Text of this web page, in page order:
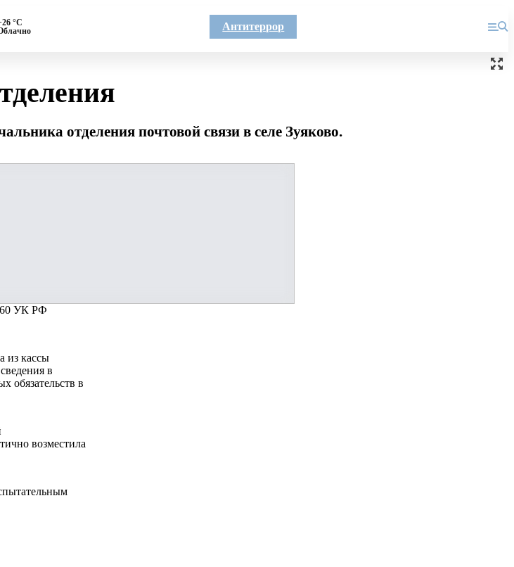
°С
Антитеррор
отделения почтовой связи в селе Зуяково.
УК РФ
из кассы
в
обязательств в
возместила